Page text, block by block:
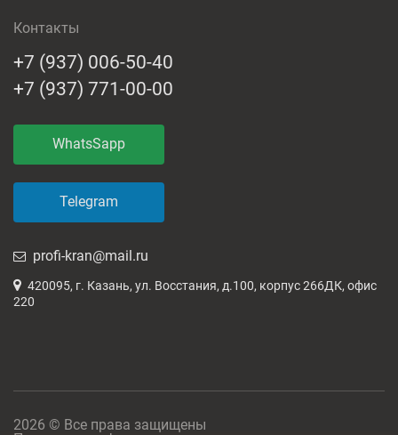
Контакты
+7 (937) 006-50-40
+7 (937) 771-00-00
WhatsSapp
Telegram
profi-kran@mail.ru
420095, г. Казань, ул. Восстания, д.100, корпус 266ДК, офис
220
2026 © Все права защищены